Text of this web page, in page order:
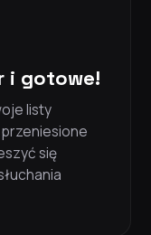
i gotowe!
listy
się